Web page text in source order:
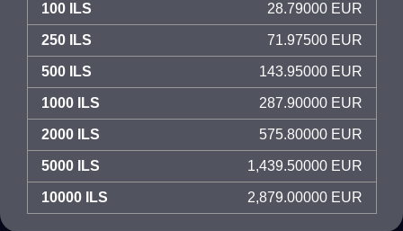
100 ILS 28.79000 EUR
250 ILS 71.97500 EUR
500 ILS 143.95000 EUR
1000 ILS 287.90000 EUR
2000 ILS 575.80000 EUR
5000 ILS 1,439.50000 EUR
10000 ILS 2,879.00000 EUR